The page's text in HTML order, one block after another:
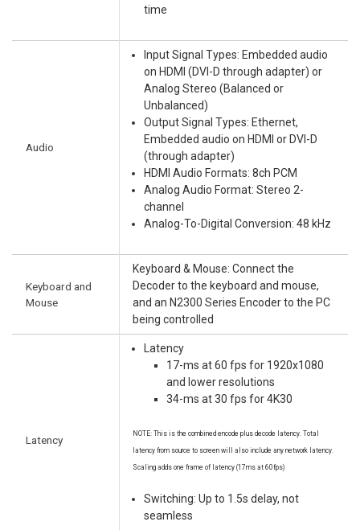
time
Audio
Input Signal Types: Embedded audio
on HDMI (DVI-D through adapter) or
Analog Stereo (Balanced or
Unbalanced)
Output Signal Types: Ethernet,
Embedded audio on HDMI or DVI-D
(through adapter)
HDMI Audio Formats: 8ch PCM
Analog Audio Format: Stereo 2-
channel
Analog-To-Digital Conversion: 48 kHz
Keyboard and
Mouse
Keyboard & Mouse: Connect the
Decoder to the keyboard and mouse,
and an N2300 Series Encoder to the PC
being controlled
Latency
Latency
17-ms at 60 fps for 1920x1080
and lower resolutions
34-ms at 30 fps for 4K30
NOTE: This is the combined encode plus decode latency. Total
latency from source to screen will also include any network latency.
Scaling adds one frame of latency (17ms at 60fps)
Switching: Up to 1.5s delay, not
seamless